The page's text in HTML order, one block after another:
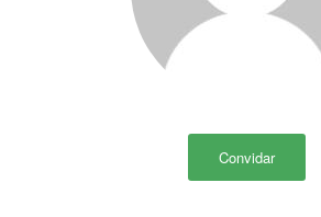
Convidar